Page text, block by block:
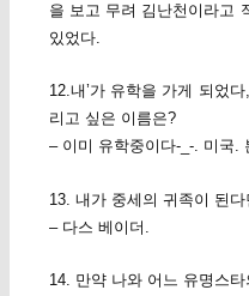
을 보고 무려 김난천이라고
있었다.
12.내’가 유학을 가게 되었
리고 싶은 이름은?
– 이미 유학중이다-_-. 미국.
13. 내가 중세의 귀족이 된
– 다스 베이더.
14. 만약 나와 어느 유명스